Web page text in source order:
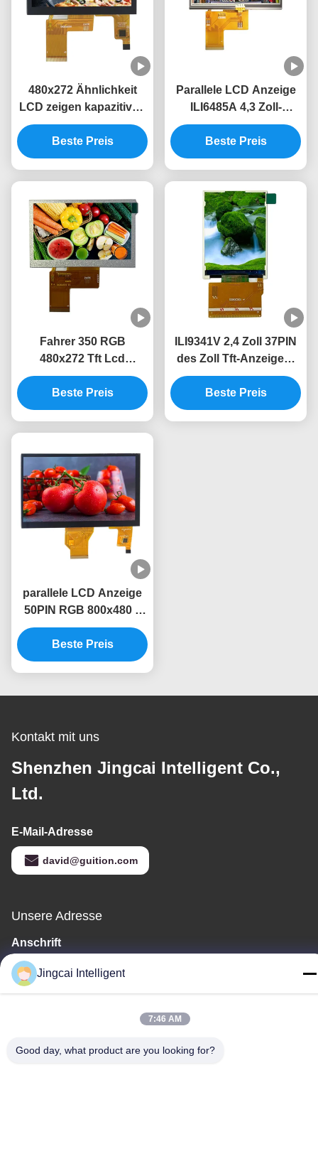
480x272 Ähnlichkeit
LCD zeigen kapazitiven
Touch Screen 40PIN
RGB ILI6485A-Fahrer-
4,3 an
Beste Preis
Parallele LCD Anzeige
ILI6485A 4,3 Zoll-
widerstrebende Note
350 helles Modul Tft Lcd
Beste Preis
Fahrer 350 RGB
480x272 Tft Lcd
Anzeigen-ILI6485A
helles Schirm-Modul
40PIN Tft Lcd
Beste Preis
ILI9341V 2,4 Zoll 37PIN
des Zoll Tft-Anzeigen-
240*320 320*240 Tft
Bildschirm-2,4
Beste Preis
parallele LCD Anzeige
50PIN RGB 800x480 7
Zoll-kapazitive Noten-
Bildschirmanzeige
Beste Preis
Kontakt mit uns
Shenzhen Jingcai Intelligent Co.,
Ltd.
E-Mail-Adresse
david@guition.com
Unsere Adresse
Anschrift
Dalang-Straße, Longhua-Bezirk, Shenzhen-Stadt, Provinz
GuangdongJingcai Intelligent
7:46 AM
Good day, what product are you looking for?